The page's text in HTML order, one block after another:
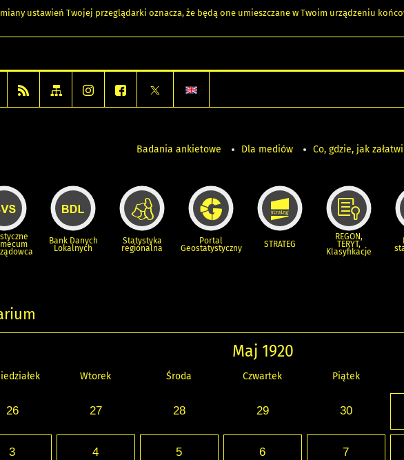
ustawień Twojej przeglądarki oznacza, że będą one umieszczane w Twoim urządzeniu
Badania ankietowe Dla mediów Co, gdzie, jak
Bank Danych
Lokalnych
Statystyka
regionalna
Portal
Geostatystyczny STRATEG
REGON,
TERYT,
Klasyfikacje
Maj 1920
Wtorek Środa Czwartek Piątek
26 27 28 29 30
3 4 5 6 7